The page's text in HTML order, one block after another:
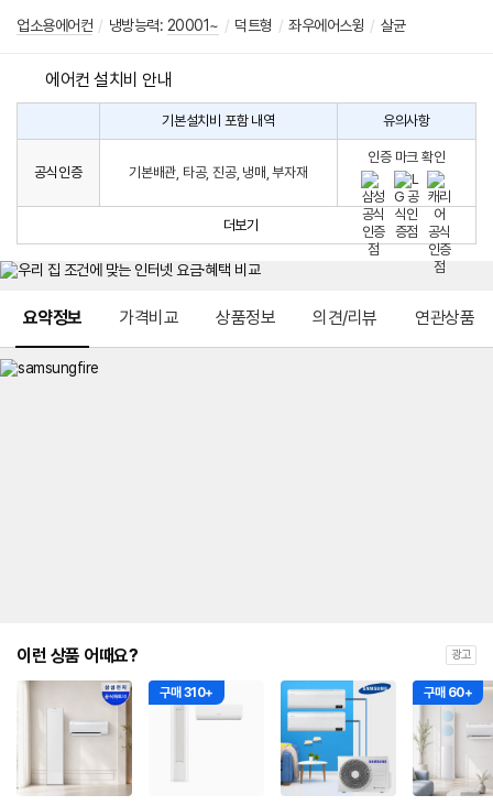
업소용에어컨 / 냉방능력: 20001~ / 덕트형 / 좌우에어스윙 / 살균
에어컨 설치비 안내
구
시
생
는
치
비
컨
설
기본설치비 포함 내역 유의사항
공식인증 기본배관, 타공, 진공, 냉매, 부자재
인증 마크 확인
더보기
요약정보 가격비교 상품정보 의견/리뷰 연관상품
이런 상품 어때요? 광고
구매 310+ 구매 60+